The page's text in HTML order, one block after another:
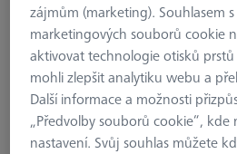
zájmům (marketing). Souhlasem
marketingových souborů cookie
aktivovat technologie otisků
mohli zlepšit analytiku webu a
Další informace a možnosti
„Předvolby souborů cookie“, kde
nastavení. Svůj souhlas můžete